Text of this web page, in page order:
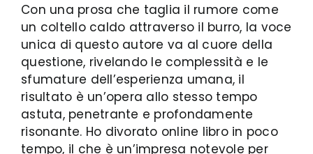
Con una prosa che taglia il rumore come
un coltello caldo attraverso il burro, la voce
unica di questo autore va al cuore della
questione, rivelando le complessità e le
sfumature dell’esperienza umana, il
risultato è un’opera allo stesso tempo
astuta, penetrante e profondamente
risonante. Ho divorato online libro in poco
tempo, il che è un’impresa notevole per